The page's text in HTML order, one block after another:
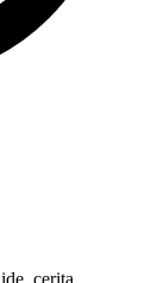
cerita